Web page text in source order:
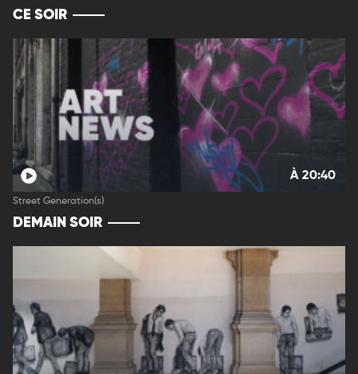
CE SOIR
À 20:40
Street Generation(s)
DEMAIN SOIR